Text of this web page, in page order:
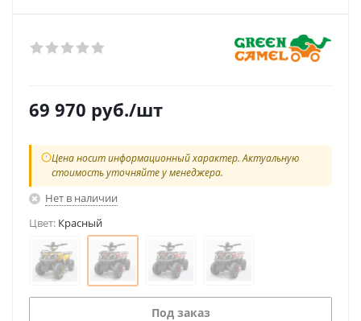
69 970 руб./шт
Цена носит информационный характер. Актуальную
стоимость уточняйте у менеджера.
Нет в наличии
Цвет: Красный
Под заказ